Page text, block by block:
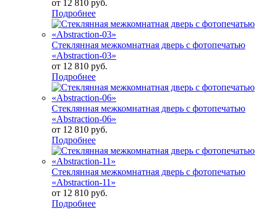
от 12 810 руб.
Подробнее
Стеклянная межкомнатная дверь с фотопечатью
«Abstraction-03»
от 12 810 руб.
Подробнее
Стеклянная межкомнатная дверь с фотопечатью
«Abstraction-06»
от 12 810 руб.
Подробнее
Стеклянная межкомнатная дверь с фотопечатью
«Abstraction-11»
от 12 810 руб.
Подробнее